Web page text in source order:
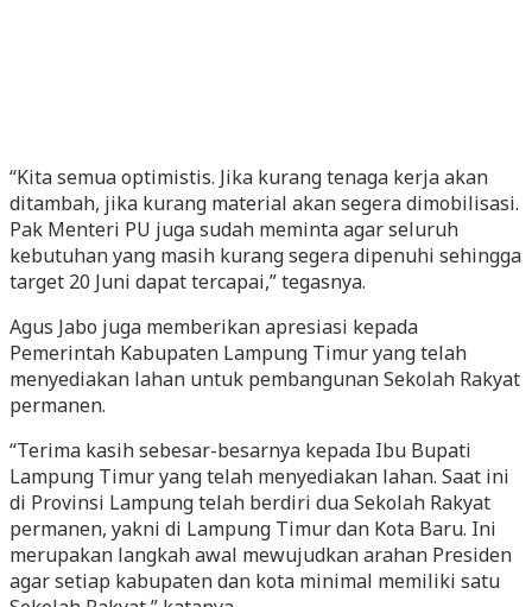
“Kita semua optimistis. Jika kurang tenaga kerja akan
ditambah, jika kurang material akan segera dimobilisasi.
Pak Menteri PU juga sudah meminta agar seluruh
kebutuhan yang masih kurang segera dipenuhi sehingga
target 20 Juni dapat tercapai,” tegasnya.
Agus Jabo juga memberikan apresiasi kepada
Pemerintah Kabupaten Lampung Timur yang telah
menyediakan lahan untuk pembangunan Sekolah Rakyat
permanen.
“Terima kasih sebesar-besarnya kepada Ibu Bupati
Lampung Timur yang telah menyediakan lahan. Saat ini
di Provinsi Lampung telah berdiri dua Sekolah Rakyat
permanen, yakni di Lampung Timur dan Kota Baru. Ini
merupakan langkah awal mewujudkan arahan Presiden
agar setiap kabupaten dan kota minimal memiliki satu